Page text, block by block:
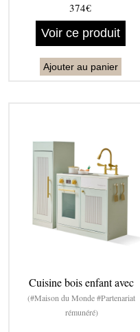
374€
Voir ce produit
Ajouter au panier
Cuisine bois enfant avec
(#Maison du Monde #Partenariat
rémunéré)